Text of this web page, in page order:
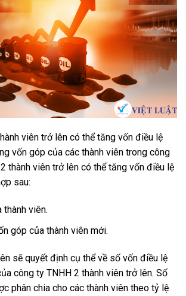
viên trở lên có thể tăng vốn điều lệ
vốn góp của các thành viên trong công
thành viên trở lên có thể tăng vốn điều lệ
sau:
thành viên.
góp của thành viên mới.
sẽ quyết định cụ thể về số vốn điều lệ
công ty TNHH 2 thành viên trở lên. Số
phân chia cho các thành viên theo tỷ lệ